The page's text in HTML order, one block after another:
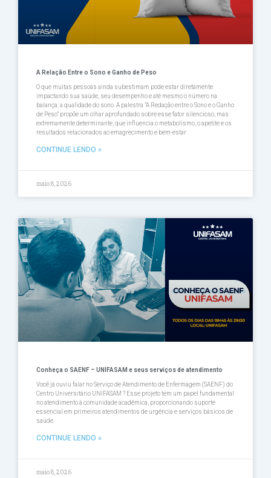
A Relação Entre o Sono e Ganho de Peso
O que muitas pessoas ainda subestimam pode estar diretamente
impactando sua saúde, seu desempenho e até mesmo o número na
balança: a qualidade do sono. A palestra ”A Redação entre o Sono e o Ganho
de Peso” propõe um olhar aprofundado sobre esse fator silencioso, mas
extremamente determinante, que influencia o metabolismo, o apetite e os
resultados relacionados ao emagrecimento e bem-estar
CONTINUE LENDO »
maio 8, 2026
Conheça o SAENF – UNIFASAM e seus serviços de atendimento
Você já ouviu falar no Serviço de Atendimento de Enfermagem (SAENF) do
Centro Universitário UNIFASAM ? Esse projeto tem um papel fundamental
no atendimento à comunidade acadêmica, proporcionando suporte
essencial em primeiros atendimentos de urgência e serviços básicos de
saúde.
CONTINUE LENDO »
maio 8, 2026